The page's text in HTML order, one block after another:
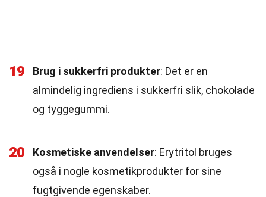
19 Brug i sukkerfri produkter: Det er en
almindelig ingrediens i sukkerfri slik, chokolade
og tyggegummi.
20 Kosmetiske anvendelser: Erytritol bruges
også i nogle kosmetikprodukter for sine
fugtgivende egenskaber.